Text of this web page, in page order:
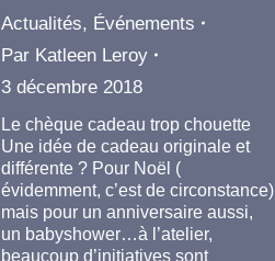
Actualités, Événements
Par Katleen Leroy
3 décembre 2018
Le chèque cadeau trop chouette
Une idée de cadeau originale et
différente ? Pour Noël (
évidemment, c’est de circonstance)
mais pour un anniversaire aussi,
un babyshower…à l’atelier,
beaucoup d’initiatives sont